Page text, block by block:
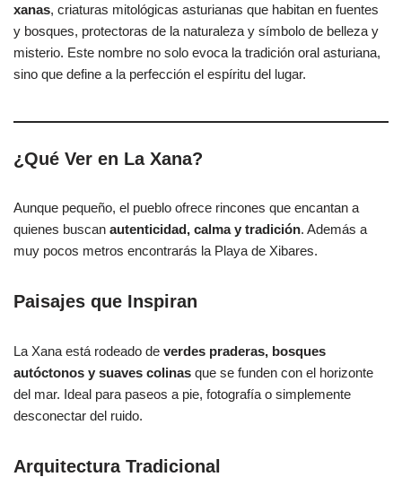
xanas, criaturas mitológicas asturianas que habitan en fuentes
y bosques, protectoras de la naturaleza y símbolo de belleza y
misterio. Este nombre no solo evoca la tradición oral asturiana,
sino que define a la perfección el espíritu del lugar.
¿Qué Ver en La Xana?
Aunque pequeño, el pueblo ofrece rincones que encantan a
quienes buscan autenticidad, calma y tradición. Además a
muy pocos metros encontrarás la Playa de Xibares.
Paisajes que Inspiran
La Xana está rodeado de verdes praderas, bosques
autóctonos y suaves colinas que se funden con el horizonte
del mar. Ideal para paseos a pie, fotografía o simplemente
desconectar del ruido.
Arquitectura Tradicional